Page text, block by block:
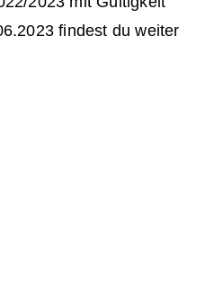
findest du weiter